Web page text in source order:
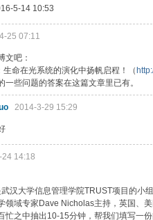
5-14 10:53
25 07:11
文吧：
命在光系统的演化中扬帆启程！（
一些问题的答案在这篇文章里已有。
2014-3-29 15:29
14:18
大学信息管理学院TRUST项目的小
领域专家Dave Nicholas主持，英国、
忙之中抽出10-15分钟，帮我们填写一